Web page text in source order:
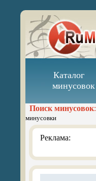
Каталог
минусовок
Поиск минусовок:
минусовки
Реклама: